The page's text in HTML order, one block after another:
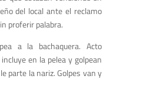
del local ante el reclamo
proferir palabra.
a la bachaquera. Acto
en la pelea y golpean
parte la nariz. Golpes van y